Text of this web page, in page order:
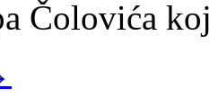
Čolovića